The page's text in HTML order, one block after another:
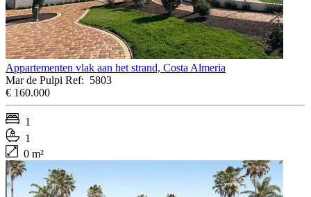
Appartementen vlak aan het strand, Costa Almeria
Mar de Pulpi Ref: 5803
€ 160.000
1
1
0 m²